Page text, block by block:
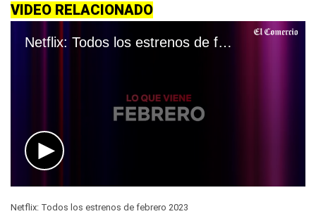
VIDEO RELACIONADO
Netflix: Todos los estrenos de febrero 2023
seconds
of
Netflix: Todos los estrenos de febrero 2023